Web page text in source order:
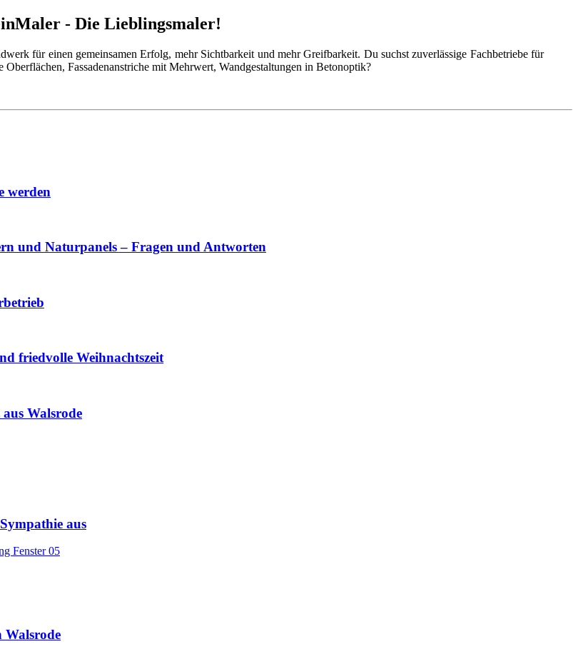
- Die Lieblingsmaler!
für einen gemeinsamen Erfolg, mehr Sichtbarkeit und mehr Greifbarkeit. Du suchst zuverlässige Fachbetriebe für
Fassadenanstriche mit Mehrwert, Wandgestaltungen in Betonoptik?
werden
und Naturpanels – Fragen und Antworten
friedvolle Weihnachtszeit
Walsrode
aus
Walsrode